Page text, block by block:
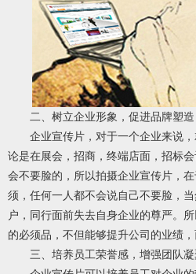
二、树立企业形象，促进品牌塑造
企业宣传片，对于一个企业来说
论是在展会，招商，终端店面，招标
会不要脸的，所以拍摄企业宣传片，
须，任何一人都不会说自己不要脸，
户，同行面前失去自身企业的尊严。
的必须品，不但能够提升公司的业绩
三、培养员工荣誉感，增强团队凝